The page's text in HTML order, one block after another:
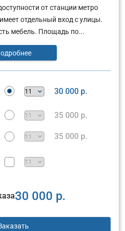
от станции метро
отдельный вход с улицы.
мебель. Площадь по...
30 000 р.
35 000 р.
35 000 р.
30 000 р.